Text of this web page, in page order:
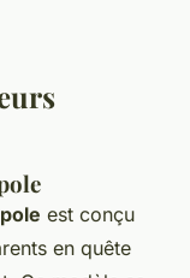
est conçu
en quête